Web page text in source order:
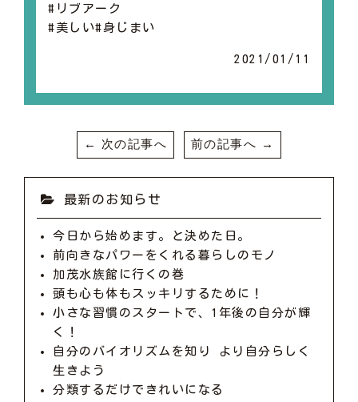
#リブアーク
#美しい#身じまい
2021/01/11
← 次の記事へ 前の記事へ →
最新のお知らせ
今日から始めます。と決めた日。
前向きなパワーをくれる暮らしのモノ
加茂水族館に行くの巻
頭も心も体もスッキリするために！
小さな習慣のスタートで、1年後の自分が輝
く！
自分のバイオリズムを知り より自分らしく
生きよう
分類するだけできれいになる